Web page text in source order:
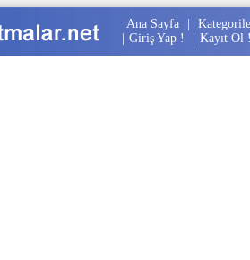
Ana Sayfa
Giriş Yap ! Kayıt Ol